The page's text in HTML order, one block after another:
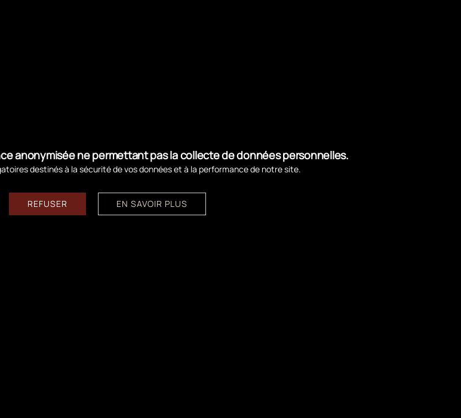
anonymisée ne permettant pas la collecte de données personnelles.
destinés à la sécurité de vos données et à la performance de notre site.
REFUSER EN SAVOIR PLUS